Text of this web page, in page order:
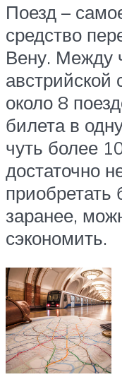
Поезд –
средство
Вену. Между
австрийской
около 8
билета в
чуть более
достаточно
приобретать
заранее,
сэкономить.